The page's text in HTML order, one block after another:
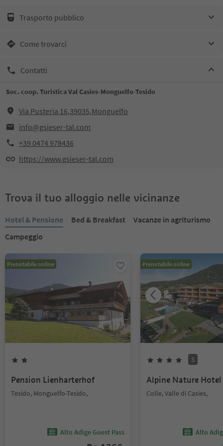
Trasporto pubblico
Come trovarci
Contatti
Soc. coop. Turistica Val Casies-Monguelfo-Tesido
Via Pusteria 16,39035,Monguelfo
info@gsieser-tal.com
+39 0474 978436
https://www.gsieser-tal.com
Trova il tuo alloggio nelle vicinanze
Hotel & Pensione Bed & Breakfast
Vacanze in agriturismo
Campeggio
Prenotabile online
Pension Lienharterhof
Tesido, Monguelfo-Tesido,
Alto Adige Guest Pass
Prenotabile online
S
Alpine Nature
Colle, Valle di Casies,
Alto